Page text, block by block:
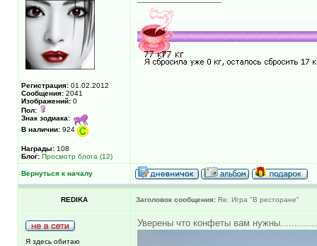
Регистрация: 01.02.2012
Сообщения: 2041
Изображений: 0
Пол:
Знак зодиака:
В наличии: 924
Награды: 108
Блог: Просмотр блога (12)
Вернуться к началу
REDIKA Заголовок сообщения: Re: Игра "В ресторане"
Я здесь обитаю
Уверены что конфеты вам